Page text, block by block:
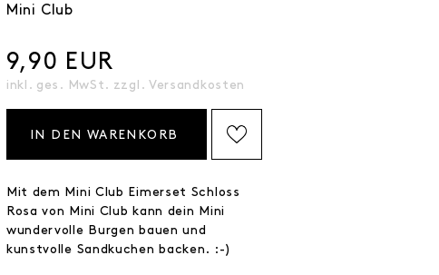
Mini Club
9,90 EUR
inkl. ges. MwSt. zzgl. Versandkosten
IN DEN WARENKORB
Mit dem Mini Club Eimerset Schloss
Rosa von Mini Club kann dein Mini
wundervolle Burgen bauen und
kunstvolle Sandkuchen backen. :-)